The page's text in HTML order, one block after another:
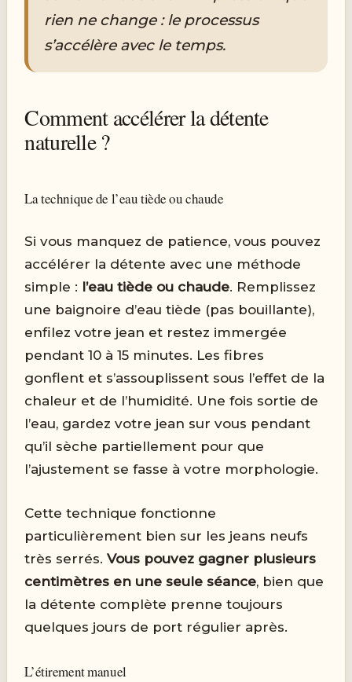
rien ne change : le processus
s’accélère avec le temps.
Comment accélérer la détente
naturelle ?
La technique de l’eau tiède ou chaude
Si vous manquez de patience, vous pouvez
accélérer la détente avec une méthode
simple : l’eau tiède ou chaude. Remplissez
une baignoire d’eau tiède (pas bouillante),
enfilez votre jean et restez immergée
pendant 10 à 15 minutes. Les fibres
gonflent et s’assouplissent sous l’effet de la
chaleur et de l’humidité. Une fois sortie de
l’eau, gardez votre jean sur vous pendant
qu’il sèche partiellement pour que
l’ajustement se fasse à votre morphologie.
Cette technique fonctionne
particulièrement bien sur les jeans neufs
très serrés.Vous pouvez gagner plusieurs
centimètres en une seule séance, bien que
la détente complète prenne toujours
quelques jours de port régulier après.
L’étirement manuel